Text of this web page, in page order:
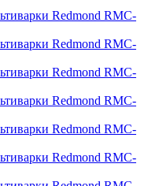
Redmond RMC-
Redmond RMC-
Redmond RMC-
Redmond RMC-
Redmond RMC-
Redmond RMC-